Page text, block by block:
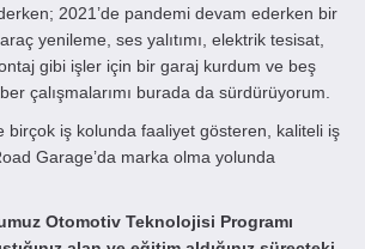
2021’de pandemi devam ederken bir
yenileme, ses yalıtımı, elektrik tesisat,
gibi işler için bir garaj kurdum ve beş
çalışmalarımı burada da sürdürüyorum.
birçok iş kolunda faaliyet gösteren, kaliteli iş
Garage’da marka olma yolunda
Otomotiv Teknolojisi Programı